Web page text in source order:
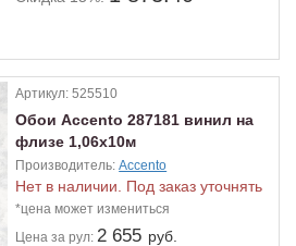
Артикул:525510
Обои Accento 287181 винил на
флизе 1,06х10м
Производитель:Accento
Нет в наличии. Под заказ уточнять
*цена может измениться
Цена за рул:2 655 руб.